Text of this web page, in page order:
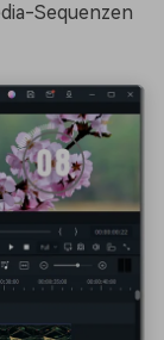
Sequenzen